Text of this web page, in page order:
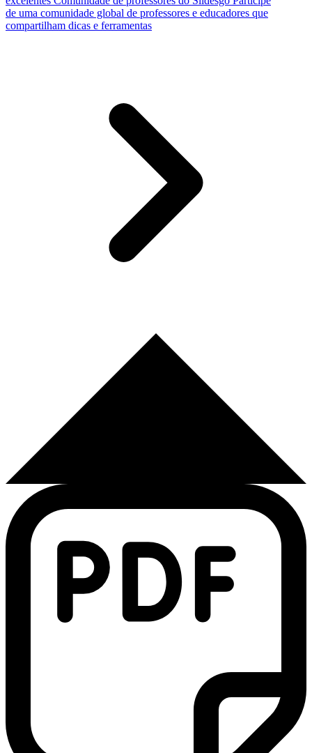
de uma comunidade global de professores e educadores que
compartilham dicas e ferramentas